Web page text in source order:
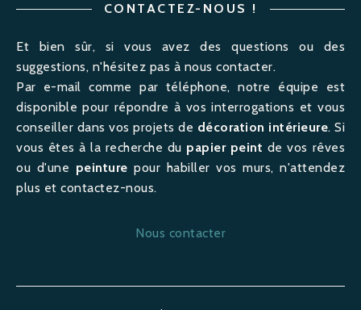
CONTACTEZ-NOUS !
Et bien sûr, si vous avez des questions ou des
suggestions, n'hésitez pas à nous contacter.
Par e-mail comme par téléphone, notre équipe est
disponible pour répondre à vos interrogations et vous
conseiller dans vos projets de décoration intérieure. Si
vous êtes à la recherche du papier peint de vos rêves
ou d'une peinture pour habiller vos murs, n'attendez
plus et contactez-nous.
Nous contacter